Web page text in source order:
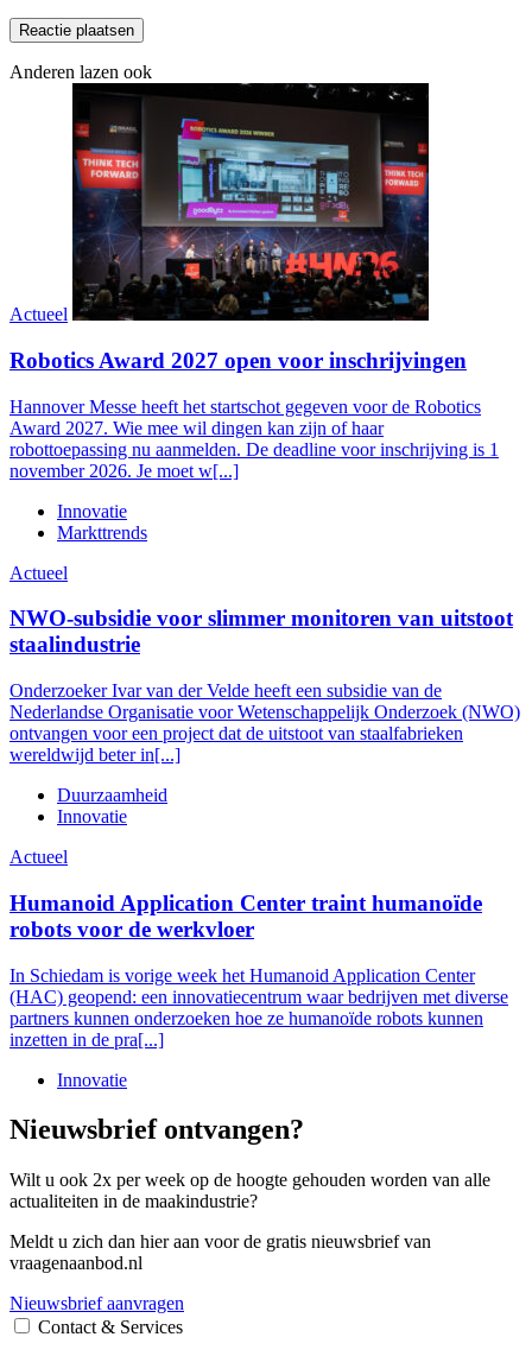
Anderen lazen ook
Actueel
Robotics Award 2027 open voor inschrijvingen
Hannover Messe heeft het startschot gegeven voor de Robotics
Award 2027. Wie mee wil dingen kan zijn of haar
robottoepassing nu aanmelden. De deadline voor inschrijving is 1
november 2026. Je moet w[...]
Innovatie
Markttrends
Actueel
NWO-subsidie voor slimmer monitoren van uitstoot
staalindustrie
Onderzoeker Ivar van der Velde heeft een subsidie van de
Nederlandse Organisatie voor Wetenschappelijk Onderzoek (NWO)
ontvangen voor een project dat de uitstoot van staalfabrieken
wereldwijd beter in[...]
Duurzaamheid
Innovatie
Actueel
Humanoid Application Center traint humanoïde
robots voor de werkvloer
In Schiedam is vorige week het Humanoid Application Center
(HAC) geopend: een innovatiecentrum waar bedrijven met diverse
partners kunnen onderzoeken hoe ze humanoïde robots kunnen
inzetten in de pra[...]
Innovatie
Nieuwsbrief ontvangen?
Wilt u ook 2x per week op de hoogte gehouden worden van alle
actualiteiten in de maakindustrie?
Meldt u zich dan hier aan voor de gratis nieuwsbrief van
vraagenaanbod.nl
Nieuwsbrief aanvragen
Contact & Services